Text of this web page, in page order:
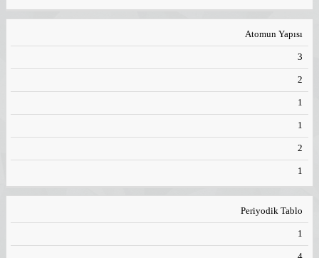
Atomun Yapısı
3
2
1
1
2
1
Periyodik Tablo
1